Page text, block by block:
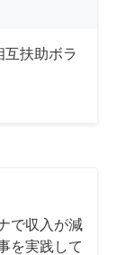
互扶助ボラ
で収入が減
を実践して